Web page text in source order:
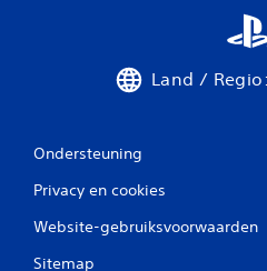
Land /
Ondersteuning
Privacy en cookies
Website-gebruiksvoorwaarden
Sitemap